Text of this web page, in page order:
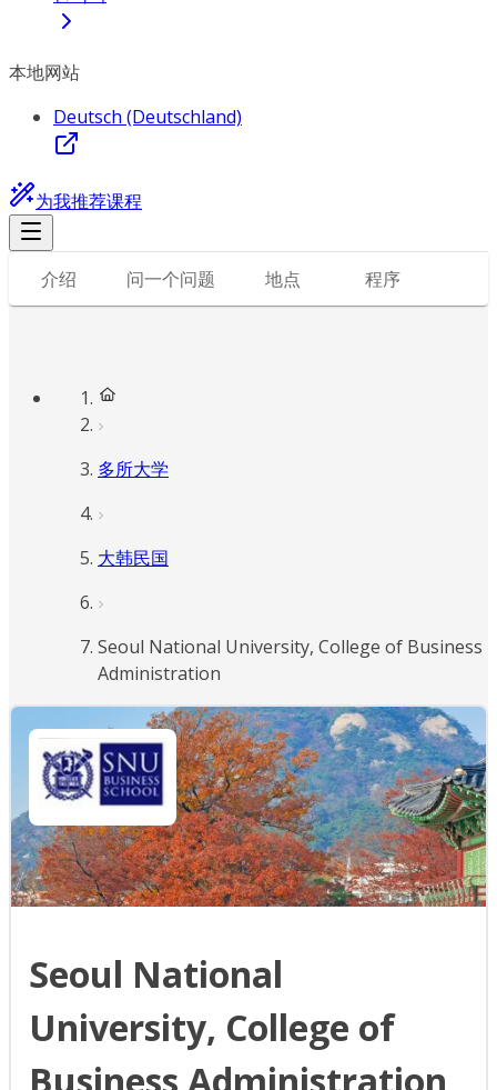
本地网站
Deutsch (Deutschland)
为我推荐课程
介绍 问一个问题 地点 程序
多所大学
大韩民国
Seoul National University, College of Business
Administration
Seoul National
University, College of